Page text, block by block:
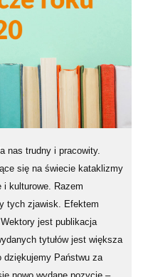
nas trudny i pracowity.
się na świecie kataklizmy
i kulturowe. Razem
tych zjawisk. Efektem
jest publikacja
tytułów jest większa
dziękujemy Państwu za